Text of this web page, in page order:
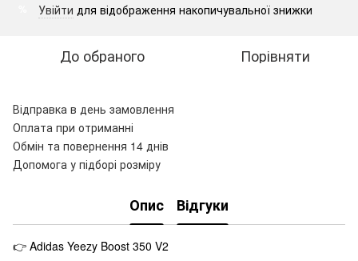
Увійти для відображення накопичувальної знижки
До обраного Порівняти
Відправка в день замовлення
Оплата при отриманні
Обмін та повернення 14 днів
Допомога у підборі розміру
Опис Відгуки
👉 Adidas Yeezy Boost 350 V2